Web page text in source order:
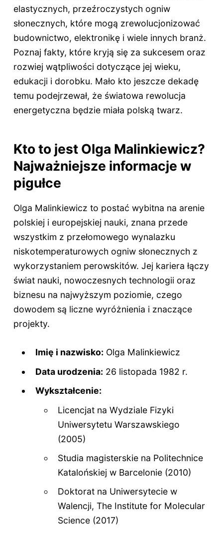
elastycznych, przeźroczystych ogniw
słonecznych, które mogą zrewolucjonizować
budownictwo, elektronikę i wiele innych branż.
Poznaj fakty, które kryją się za sukcesem oraz
rozwiej wątpliwości dotyczące jej wieku,
edukacji i dorobku. Mało kto jeszcze dekadę
temu podejrzewał, że światowa rewolucja
energetyczna będzie miała polską twarz.
Kto to jest Olga Malinkiewicz?
Najważniejsze informacje w
pigułce
Olga Malinkiewicz to postać wybitna na arenie
polskiej i europejskiej nauki, znana przede
wszystkim z przełomowego wynalazku
niskotemperaturowych ogniw słonecznych z
wykorzystaniem perowskitów. Jej kariera łączy
świat nauki, nowoczesnych technologii oraz
biznesu na najwyższym poziomie, czego
dowodem są liczne wyróżnienia i znaczące
projekty.
Imię i nazwisko: Olga Malinkiewicz
Data urodzenia: 26 listopada 1982 r.
Wykształcenie:
Licencjat na Wydziale Fizyki
Uniwersytetu Warszawskiego
(2005)
Studia magisterskie na Politechnice
Katalońskiej w Barcelonie (2010)
Doktorat na Uniwersytecie w
Walencji, The Institute for Molecular
Science (2017)